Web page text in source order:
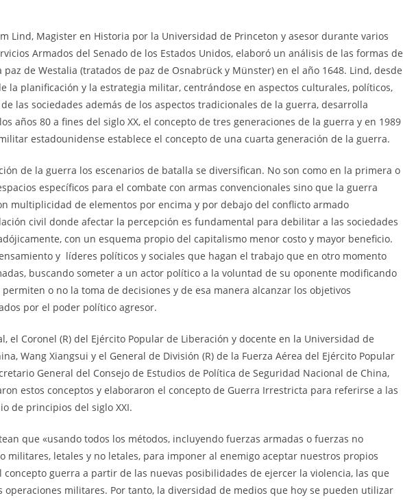
Lind, Magister en Historia por la Universidad de Princeton y asesor durante varios
Armados del Senado de los Estados Unidos, elaboró un análisis de las formas de
de Westalia (tratados de paz de Osnabrück y Münster) en el año 1648. Lind, desde
la planificación y la estrategia militar, centrándose en aspectos culturales, políticos,
las sociedades además de los aspectos tradicionales de la guerra, desarrolla
años 80 a fines del siglo XX, el concepto de tres generaciones de la guerra y en 1989
estadounidense establece el concepto de una cuarta generación de la guerra.
de la guerra los escenarios de batalla se diversifican. No son como en la primera o
específicos para el combate con armas convencionales sino que la guerra
multiplicidad de elementos por encima y por debajo del conflicto armado
civil donde afectar la percepción es fundamental para debilitar a las sociedades
con un esquema propio del capitalismo menor costo y mayor beneficio.
y líderes políticos y sociales que hagan el trabajo que en otro momento
buscando someter a un actor político a la voluntad de su oponente modificando
o no la toma de decisiones y de esa manera alcanzar los objetivos
por el poder político agresor.
el Coronel (R) del Ejército Popular de Liberación y docente en la Universidad de
Wang Xiangsui y el General de División (R) de la Fuerza Aérea del Ejército Popular
General del Consejo de Estudios de Política de Seguridad Nacional de China,
estos conceptos y elaboraron el concepto de Guerra Irrestricta para referirse a las
de principios del siglo XXI.
que «usando todos los métodos, incluyendo fuerzas armadas o fuerzas no
militares, letales y no letales, para imponer al enemigo aceptar nuestros propios
concepto guerra a partir de las nuevas posibilidades de ejercer la violencia, las que
operaciones militares. Por tanto, la diversidad de medios que hoy se pueden utilizar